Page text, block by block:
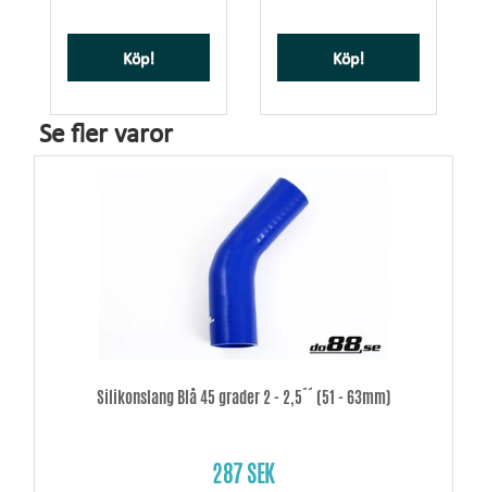
Köp! Köp!
Se fler varor
Silikonslang Blå 45 grader 2 - 2,5´´ (51 - 63mm)
287 SEK